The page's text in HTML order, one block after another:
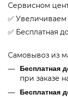
Сервисном
✅
✅ Бесплатная
Самовывоз из
Бесплатная
при заказе
Бесплатная